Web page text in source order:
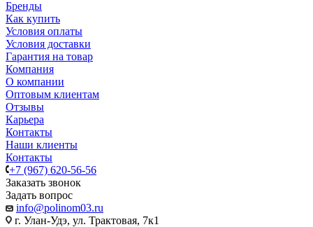
Бренды
Как купить
Условия оплаты
Условия доставки
Гарантия на товар
Компания
О компании
Оптовым клиентам
Отзывы
Карьера
Контакты
Наши клиенты
Контакты
+7 (967) 620-56-56
Заказать звонок
Задать вопрос
info@polinom03.ru
г. Улан-Удэ, ул. Трактовая, 7к1